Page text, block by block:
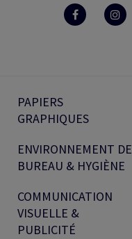
PAPIERS
GRAPHIQUES
ENVIRONNEMENT DE
BUREAU & HYGIÈNE
COMMUNICATION
VISUELLE &
PUBLICITÉ